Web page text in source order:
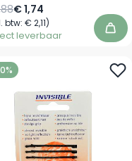
Speciale prijs
€ 1,74
prijs
btw: € 2,11)
leverbaar In